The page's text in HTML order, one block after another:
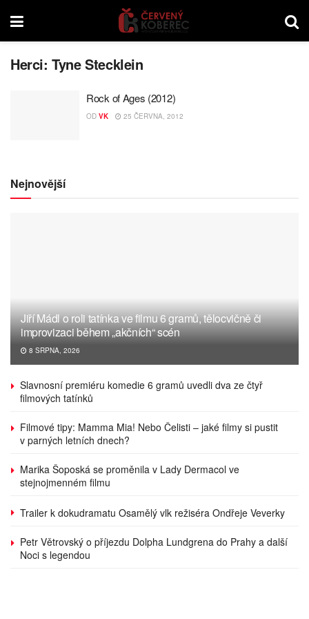
Herci:Tyne Stecklein
Rock of Ages (2012)
OD VK 25 ČERVNA, 2012
Nejnovější
Jiří Mádl o roli tatínka ve filmu 6 gramů, tělocvičně či
improvizaci během „akčních“ scén
8 SRPNA, 2026
Slavnosní premiéru komedie 6 gramů uvedli dva ze čtyř
filmových tatínků
Filmové tipy: Mamma Mia! Nebo Čelisti – jaké filmy si pustit
v parných letních dnech?
Marika Šoposká se proměnila v Lady Dermacol ve
stejnojmenném filmu
Trailer k dokudramatu Osamělý vlk režiséra Ondřeje Veverky
Petr Větrovský o příjezdu Dolpha Lundgrena do Prahy a další
Noci s legendou